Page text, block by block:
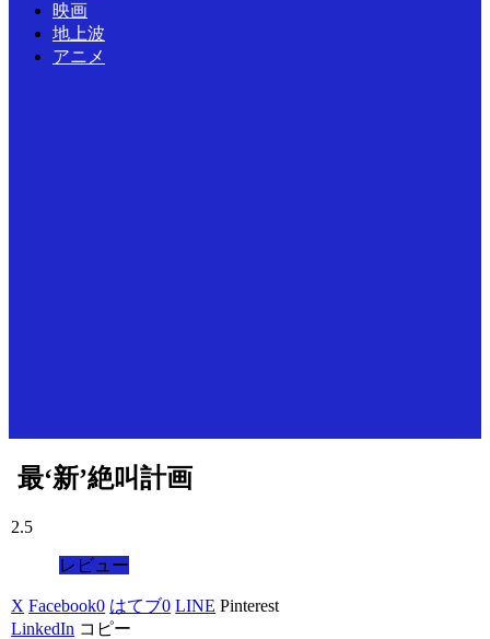
映画
地上波
アニメ
最‘新’絶叫計画
2.5
レビュー
X Facebook0 はてブ0 LINE Pinterest
LinkedIn コピー